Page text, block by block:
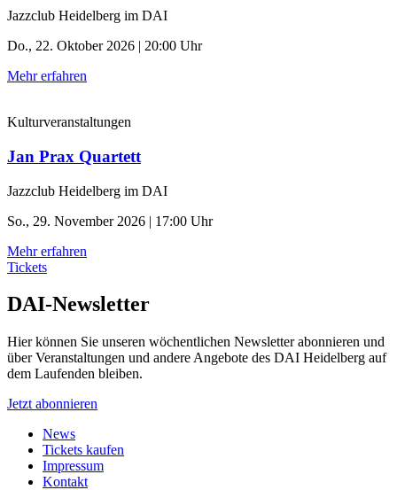
Jazzclub Heidelberg im DAI
Do., 22. Oktober 2026 | 20:00 Uhr
Mehr erfahren
Kulturveranstaltungen
Jan Prax Quartett
Jazzclub Heidelberg im DAI
So., 29. November 2026 | 17:00 Uhr
Mehr erfahren
Tickets
DAI-Newsletter
Hier können Sie unseren wöchentlichen Newsletter abonnieren und
über Veranstaltungen und andere Angebote des DAI Heidelberg auf
dem Laufenden bleiben.
Jetzt abonnieren
News
Tickets kaufen
Impressum
Kontakt